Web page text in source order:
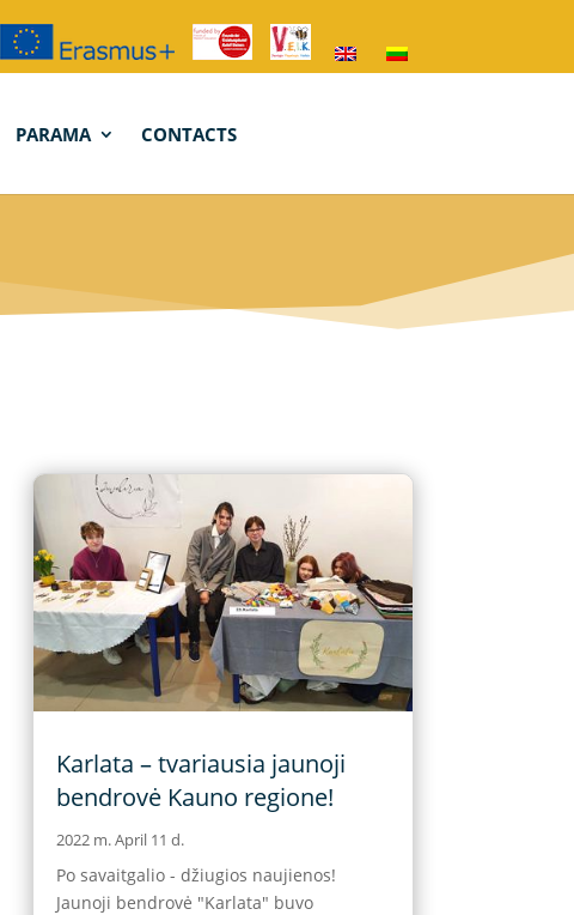
PARAMA CONTACTS
Karlata – tvariausia jaunoji
bendrovė Kauno regione!
2022 m. April 11 d.
Po savaitgalio - džiugios naujienos!
Jaunoji bendrovė "Karlata" buvo